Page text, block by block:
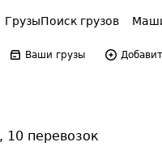
ГрузыПоиск грузов
Ваши грузы
10 перевозок